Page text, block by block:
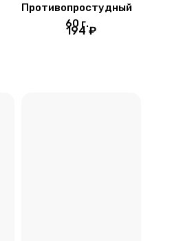
Противопростудный
60 г.
194 ₽